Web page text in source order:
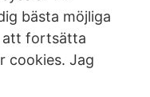
bästa möjliga
att fortsätta
cookies. Jag